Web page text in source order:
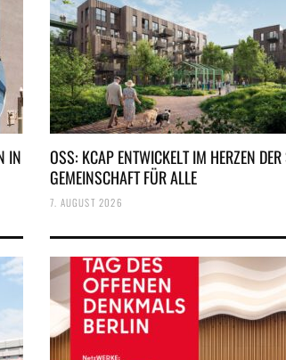
IN
OSS: KCAP ENTWICKELT IM HERZEN DER
GEMEINSCHAFT FÜR ALLE
7. AUGUST 2026